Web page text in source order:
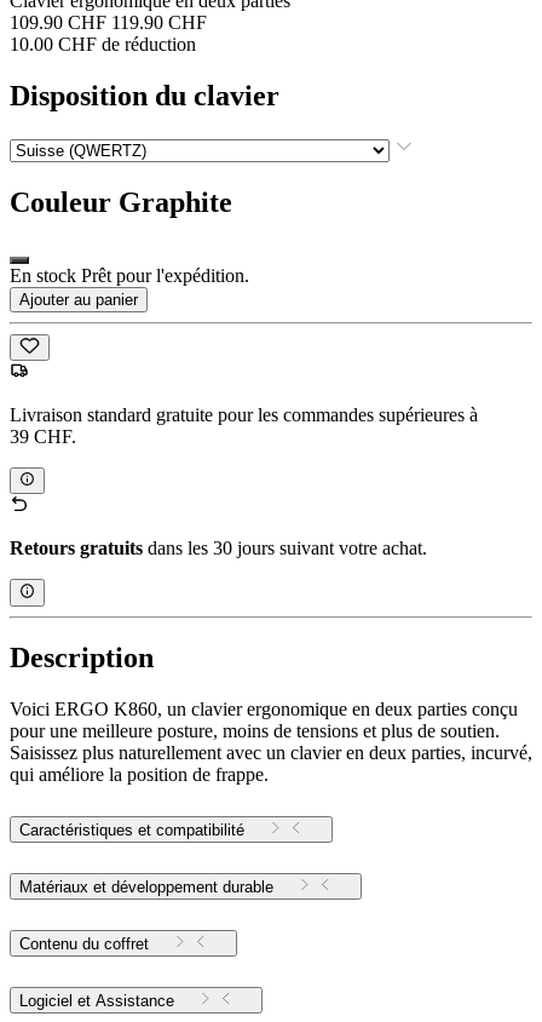
109.90 CHF 119.90 CHF
10.00 CHF de réduction
Disposition du clavier
Couleur Graphite
En stock Prêt pour l'expédition.
Ajouter au panier
Livraison standard gratuite pour les commandes supérieures à
39 CHF.
Retours gratuits dans les 30 jours suivant votre achat.
Description
Voici ERGO K860, un clavier ergonomique en deux parties conçu
pour une meilleure posture, moins de tensions et plus de soutien.
Saisissez plus naturellement avec un clavier en deux parties, incurvé,
qui améliore la position de frappe.
Caractéristiques et compatibilité
Matériaux et développement durable
Contenu du coffret
Logiciel et Assistance